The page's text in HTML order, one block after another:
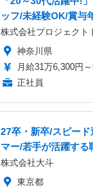
ッフ/未経験OK/賞与
株式会社プロジェクト
神奈川県
月給31万6,300円
正社員
27卒・新卒/スピー
マー/若手が活躍する
株式会社大斗
東京都